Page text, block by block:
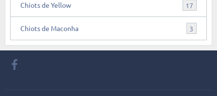
Chiots de Yellow 17
Chiots de Maconha 3